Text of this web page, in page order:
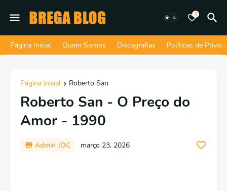
0
Página Inicial Quem Somos Discografias Políticas de
Página inicial Roberto San
Roberto San - O Preço do
Amor - 1990
Admin JDC março 23, 2026